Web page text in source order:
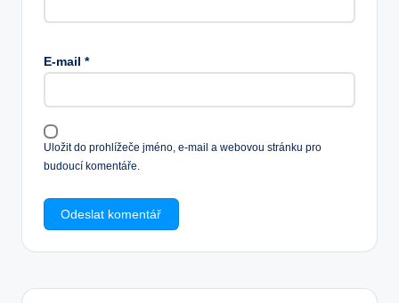
E-mail *
Uložit do prohlížeče jméno, e-mail a webovou stránku pro
budoucí komentáře.